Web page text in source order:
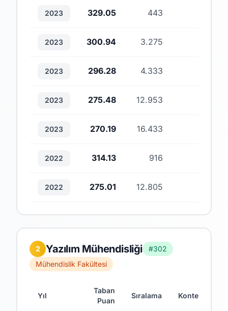
2023 329.05 443
2023 300.94 3.275
2023 296.28 4.333
2023 275.48 12.953
2023 270.19 16.433
2022 314.13 916
2022 275.01 12.805
2 Yazılım Mühendisliği
#302
Mühendislik Fakültesi
Yıl
Taban
Puan
Sıralama Kontenjan